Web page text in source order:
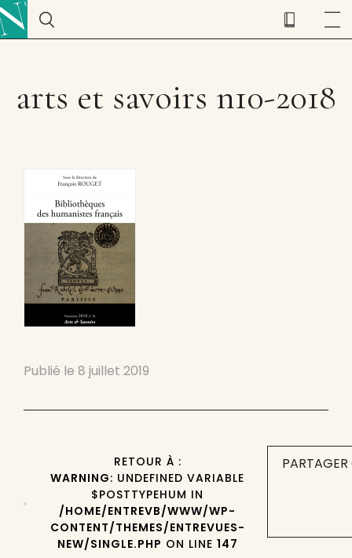
arts et savoirs n10-2018
Publié le 8 juillet 2019
RETOUR À :
WARNING: UNDEFINED VARIABLE
$POSTTYPEHUM IN
/HOME/ENTREVB/WWW/WP-
CONTENT/THEMES/ENTREVUES-
NEW/SINGLE.PHP ON LINE 147